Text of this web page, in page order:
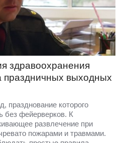
здравоохранения
праздничных выходных
празднование которого
без фейерверков. К
развлечение при
пожарами и травмами.